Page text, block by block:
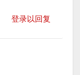
登录以回复